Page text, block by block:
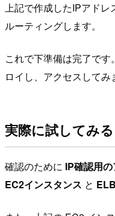
上記で作成したIPアドレ
ルーティングします。
これで下準備は完了で
ロイし、アクセスしてみ
実際に試してみる
確認のために IP確認用
EC2インスタンス と ELB